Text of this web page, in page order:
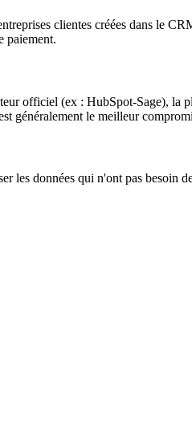
clientes créées dans le
paiement.
officiel (ex : HubSpot-Sage),
généralement le meilleur
données qui n'ont pas besoin